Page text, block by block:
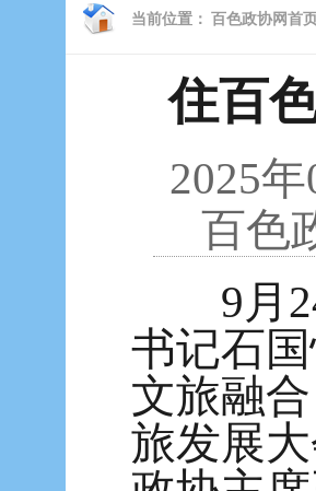
当前位置： 百色政协网首页
住百
2025
百色
9月24
书记石
文旅融
旅发展